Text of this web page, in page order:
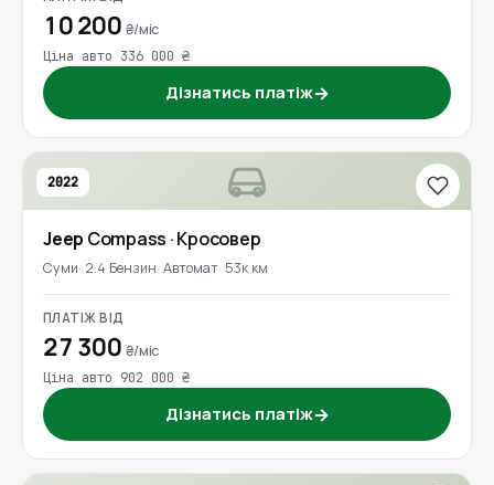
10 200 ₴/міс
Ціна авто 336 000 ₴
Дізнатись платіж→
2022
Jeep Compass · Кросовер
Суми 2.4 Бензин Автомат 53к км
ПЛАТІЖ ВІД
27 300 ₴/міс
Ціна авто 902 000 ₴
Дізнатись платіж→